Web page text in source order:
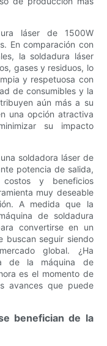
láser de 1500W
En comparación con
la soldadura láser
gases y residuos, lo
y respetuosa con
de consumibles y la
aún más a su
una opción atractiva
su impacto
soldadora láser de
potencia de salida,
y beneficios
muy deseable
A medida que la
de soldadura
convertirse en un
buscan seguir siendo
global. ¿Ha
de la máquina de
es el momento de
avances que puede
benefician de la